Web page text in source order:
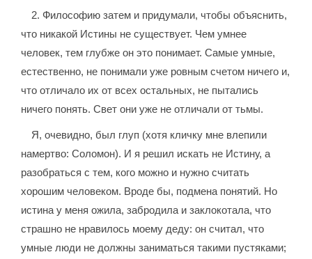
2. Философию затем и придумали, чтобы объяснить,
что никакой Истины не существует. Чем умнее
человек, тем глубже он это понимает. Самые умные,
естественно, не понимали уже ровным счетом ничего и,
что отличало их от всех остальных, не пытались
ничего понять. Свет они уже не отличали от тьмы.
Я, очевидно, был глуп (хотя кличку мне влепили
намертво: Соломон). И я решил искать не Истину, а
разобраться с тем, кого можно и нужно считать
хорошим человеком. Вроде бы, подмена понятий. Но
истина у меня ожила, забродила и заклокотала, что
страшно не нравилось моему деду: он считал, что
умные люди не должны заниматься такими пустяками;